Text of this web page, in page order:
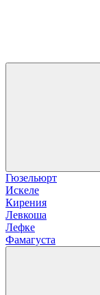
Гюзельюрт
Искеле
Кирения
Левкоша
Лефке
Фамагуста